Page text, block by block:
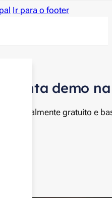
Ir para o footer
conta demo na
é totalmente gratuito e